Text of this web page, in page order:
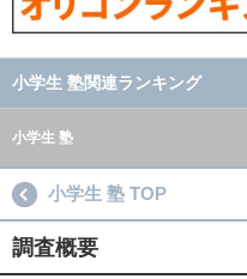
小学生 塾関連ランキング
小学生 塾
小学生 塾 TOP
調査概要